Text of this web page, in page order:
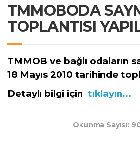
TMMOBODA
TOPLANTISI
TMMOB ve bağlı odaların
18 Mayıs 2010 tarihinde
Detaylı bilgi için tıklayın...
Okunma Sayısı: